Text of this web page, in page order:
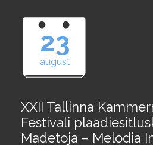
23
august
XXII Tallinna
Festivali
Madetoja – Melodia